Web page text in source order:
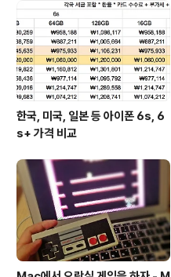
한국, 미국, 일본 등 아이폰 6s, 6
s+ 가격 비교